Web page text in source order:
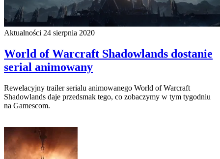
Aktualności 24 sierpnia 2020
World of Warcraft Shadowlands dostanie
serial animowany
Rewelacyjny trailer serialu animowanego World of Warcraft
Shadowlands daje przedsmak tego, co zobaczymy w tym tygodniu
na Gamescom.